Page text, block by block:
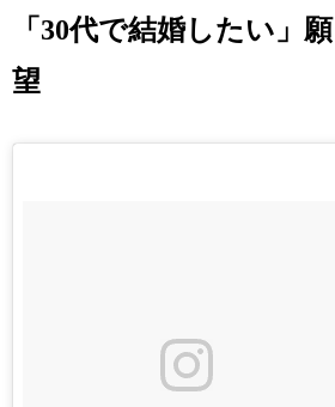
「30代で結婚したい」願
望